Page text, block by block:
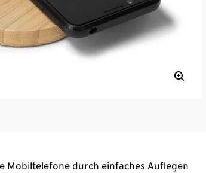
Mobiltelefone durch einfaches Auflegen